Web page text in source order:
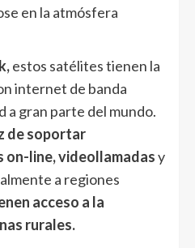
en la atmósfera
estos satélites tienen la
internet de banda
a gran parte del mundo.
de soportar
on-line, videollamadasy
a regiones
acceso a la
rurales.